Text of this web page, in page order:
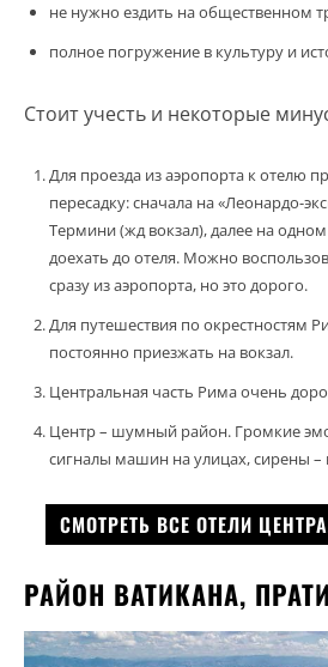
не нужно ездить на общественном
полное погружение в культуру и
Стоит учесть и некоторые
Для проезда из аэропорта к отелю
пересадку: сначала на «Леонардо-
Термини (жд вокзал), далее на
доехать до отеля. Можно
сразу из аэропорта, но это дорого.
Для путешествия по окрестностям
постоянно приезжать на вокзал.
Центральная часть Рима очень
Центр – шумный район. Громкие
сигналы машин на улицах, сирены –
СМОТРЕТЬ ВСЕ ОТЕЛИ
РАЙОН ВАТИКАНА, ПРАТИ